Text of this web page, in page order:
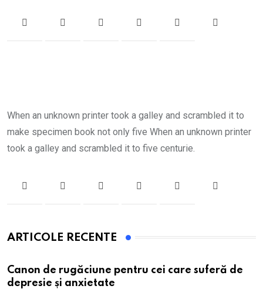
When an unknown printer took a galley and scrambled it to
make specimen book not only five When an unknown printer
took a galley and scrambled it to five centurie.
ARTICOLE RECENTE
Canon de rugăciune pentru cei care suferă de
depresie și anxietate